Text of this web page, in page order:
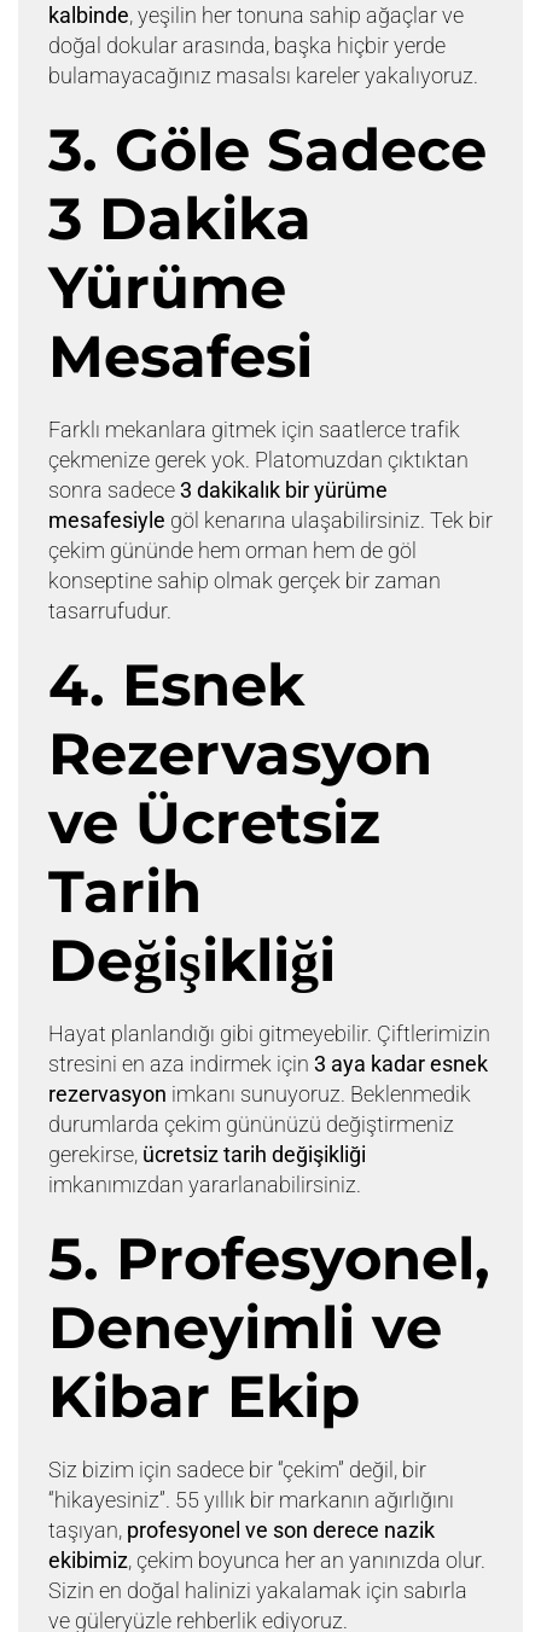
kalbinde, yeşilin her tonuna sahip ağaçlar ve
doğal dokular arasında, başka hiçbir yerde
bulamayacağınız masalsı kareler yakalıyoruz.
3. Göle Sadece
3 Dakika
Yürüme
Mesafesi
Farklı mekanlara gitmek için saatlerce trafik
çekmenize gerek yok. Platomuzdan çıktıktan
sonra sadece3 dakikalık bir yürüme
mesafesiyle göl kenarına ulaşabilirsiniz. Tek bir
çekim gününde hem orman hem de göl
konseptine sahip olmak gerçek bir zaman
tasarrufudur.
4. Esnek
Rezervasyon
ve Ücretsiz
Tarih
Değişikliği
Hayat planlandığı gibi gitmeyebilir. Çiftlerimizin
stresini en aza indirmek için 3 aya kadar esnek
rezervasyon imkanı sunuyoruz. Beklenmedik
durumlarda çekim gününüzü değiştirmeniz
gerekirse, ücretsiz tarih değişikliği
imkanımızdan yararlanabilirsiniz.
5. Profesyonel,
Deneyimli ve
Kibar Ekip
Siz bizim için sadece bir “çekim” değil, bir
“hikayesiniz”. 55 yıllık bir markanın ağırlığını
taşıyan, profesyonel ve son derece nazik
ekibimiz, çekim boyunca her an yanınızda olur.
Sizin en doğal halinizi yakalamak için sabırla
ve güleryüzle rehberlik ediyoruz.